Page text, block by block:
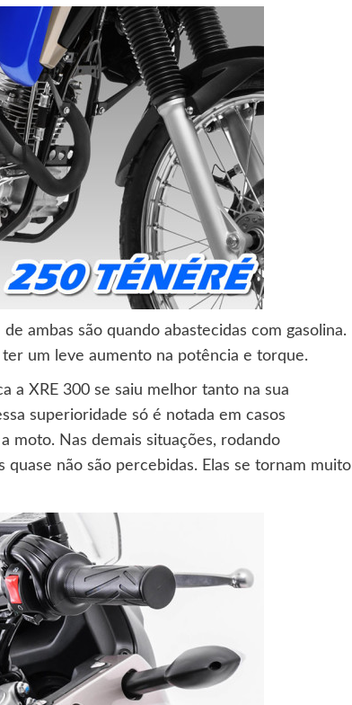
ambas são quando abastecidas com gasolina.
um leve aumento na potência e torque.
a XRE 300 se saiu melhor tanto na sua
superioridade só é notada em casos
moto. Nas demais situações, rodando
não são percebidas. Elas se tornam muito